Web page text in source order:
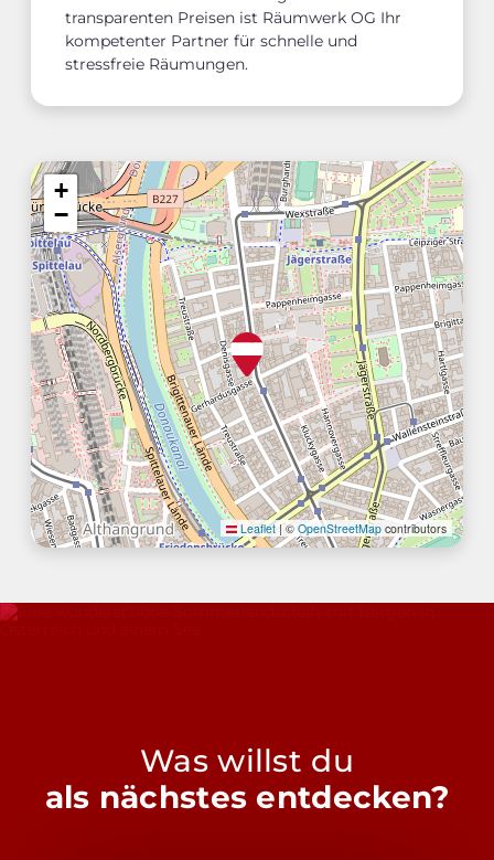
transparenten Preisen ist Räumwerk OG Ihr
kompetenter Partner für schnelle und
stressfreie Räumungen.
+
−
Leaflet |© OpenStreetMap contributors
Was willst du
als nächstes entdecken?